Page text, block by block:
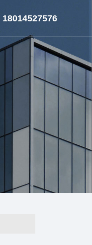
18014527576